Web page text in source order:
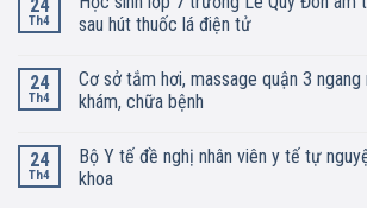
24
Th4
sau hút thuốc lá điện tử
24
Th4
Cơ sở tắm hơi, massage quận 3 ngang
khám, chữa bệnh
24
Th4
Bộ Y tế đề nghị nhân viên y tế tự
khoa